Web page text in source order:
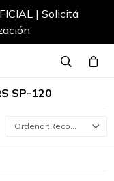
| Solicitá
SP-120
Recomendados